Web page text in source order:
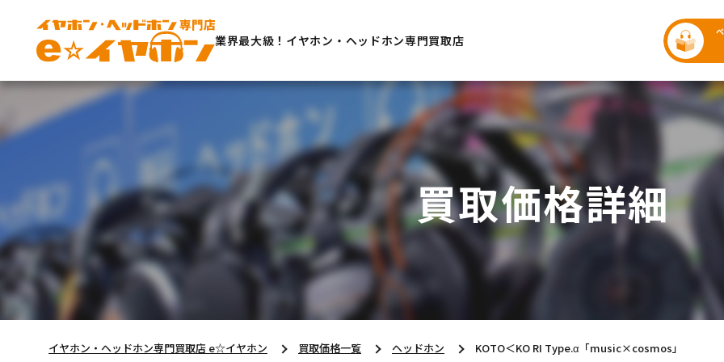
業界最大級！イヤホン・ヘッドホン専門買取店
買取価格詳細
イヤホン・ヘッドホン専門買取店 e☆イヤホン 買取価格一覧 ヘッドホン KOTO＜KO RI Type.α「music×cosmos」